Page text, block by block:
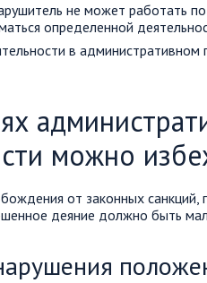
не может работать
определенной
в административном
можно
от законных санкций,
деяние должно быть